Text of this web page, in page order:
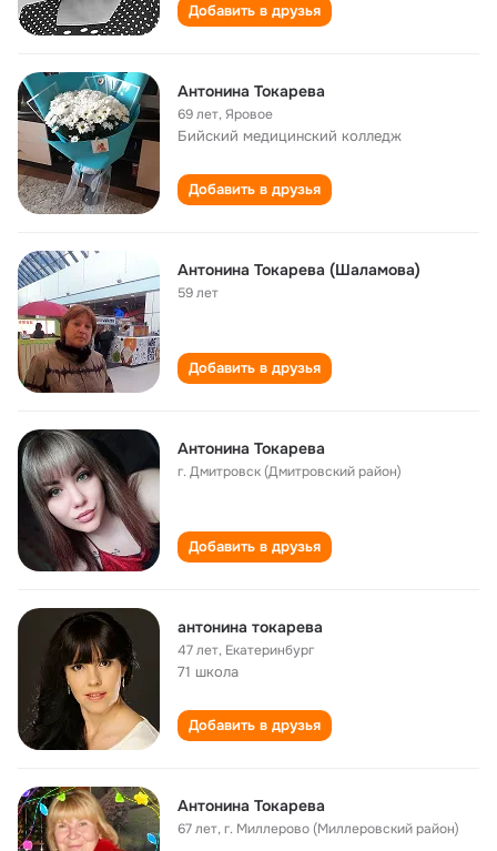
Добавить в друзья
Антонина Токарева
69 лет,Яровое
Бийский медицинский колледж
Добавить в друзья
Антонина Токарева (Шаламова)
59 лет
Добавить в друзья
Антонина Токарева
г. Дмитровск (Дмитровский район)
Добавить в друзья
антонина токарева
47 лет, Екатеринбург
71 школа
Добавить в друзья
Антонина Токарева
67 лет,г. Миллерово (Миллеровский район)